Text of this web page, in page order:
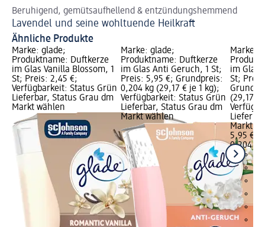
Beruhigend, gemütsaufhellend & entzündungshemmend
Lavendel und seine wohltuende Heilkraft
Ähnliche Produkte
Marke: glade;
Produktname: Duftkerze
im Glas Vanilla Blossom, 1
St; Preis: 2,45 €;
Verfügbarkeit: Status Grün
Lieferbar, Status Grau dm
Markt wählen
Marke: glade;
Produktname: Duftkerze
im Glas Anti Geruch, 1 St;
Preis: 5,95 €; Grundpreis:
0,204 kg (29,17 € je 1 kg);
Verfügbarkeit: Status Grün
Lieferbar, Status Grau dm
Markt wählen
Marke:
im Glas
St;
(29,17 €
Markt
5,95 €
0,204 kg